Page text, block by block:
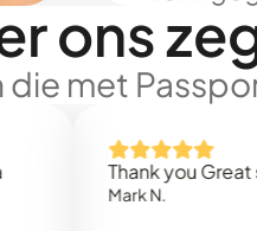
ons
die met
Thank you Great service